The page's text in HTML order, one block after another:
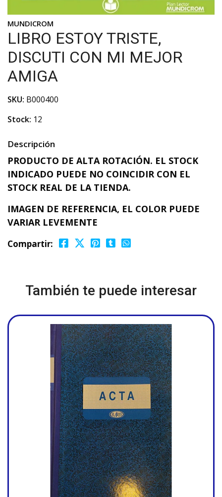
MUNDICROM
LIBRO ESTOY TRISTE,
DISCUTI CON MI MEJOR
AMIGA
SKU: B000400
Stock: 12
Descripción
PRODUCTO DE ALTA ROTACIÓN. EL STOCK
INDICADO PUEDE NO COINCIDIR CON EL
STOCK REAL DE LA TIENDA.
IMAGEN DE REFERENCIA, EL COLOR PUEDE
VARIAR LEVEMENTE
Compartir:
También te puede interesar